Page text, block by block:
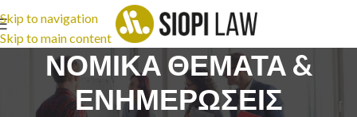
Skip to navigation
Skip to main content
ΝΟΜΙΚΑ ΘΕΜΑΤΑ &
ΕΝΗΜΕΡΩΣΕΙΣ